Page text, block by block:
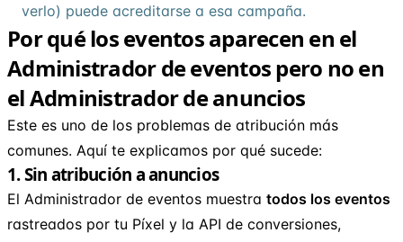
verlo) puede acreditarse a esa campaña.
Por qué los eventos aparecen en el
Administrador de eventos pero no en
el Administrador de anuncios
Este es uno de los problemas de atribución más
comunes. Aquí te explicamos por qué sucede:
1. Sin atribución a anuncios
El Administrador de eventos muestra todos los eventos
rastreados por tu Píxel y la API de conversiones,